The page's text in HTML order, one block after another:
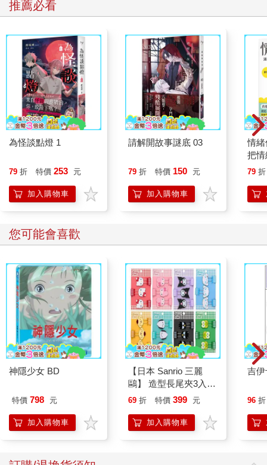
推薦必看
為怪談點燈 1
79 折 特價 253 元
加入購物車
請解開故事謎底 03
79 折 特價 150 元
加入購物車
情
把
誰
79 折
您可能會喜歡
神隱少女 BD
特價 798 元
加入購物車
【日本 Sanrio 三麗
鷗】 造型長尾夾3入組
(8款可選) 凱蒂貓 Hello
企鵝
69 折 特價 399 元
加入購物車
吉
96 折